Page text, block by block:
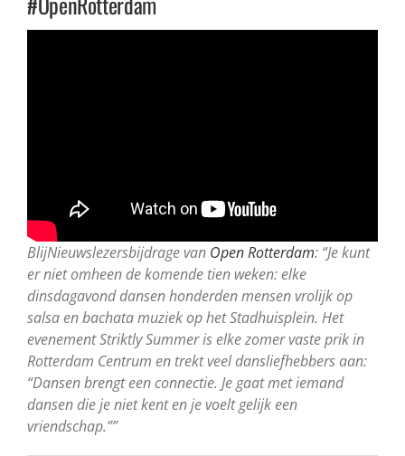
BlijNieuwslezersbijdrage van Open Rotterdam: “Je kunt
er niet omheen de komende tien weken: elke
dinsdagavond dansen honderden mensen vrolijk op
salsa en bachata muziek op het Stadhuisplein. Het
evenement Striktly Summer is elke zomer vaste prik in
Rotterdam Centrum en trekt veel dansliefhebbers aan:
“Dansen brengt een connectie. Je gaat met iemand
dansen die je niet kent en je voelt gelijk een
vriendschap.””